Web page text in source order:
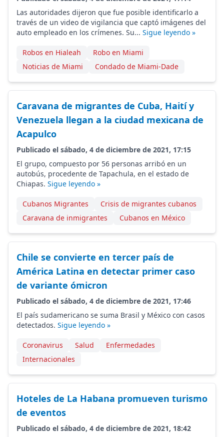
Las autoridades dijeron que fue posible identificarlo a
través de un video de vigilancia que captó imágenes del
auto empleado en los crímenes. Su... Sigue leyendo »
Robos en Hialeah
Robo en Miami
Noticias de Miami
Condado de Miami-Dade
Caravana de migrantes de Cuba, Haití y
Venezuela llegan a la ciudad mexicana de
Acapulco
Publicado el sábado, 4 de diciembre de 2021, 17:15
El grupo, compuesto por 56 personas arribó en un
autobús, procedente de Tapachula, en el estado de
Chiapas. Sigue leyendo »
Cubanos Migrantes
Crisis de migrantes cubanos
Caravana de inmigrantes
Cubanos en México
Chile se convierte en tercer país de
América Latina en detectar primer caso
de variante ómicron
Publicado el sábado, 4 de diciembre de 2021, 17:46
El país sudamericano se suma Brasil y México con casos
detectados. Sigue leyendo »
Coronavirus Salud
Enfermedades
Internacionales
Hoteles de La Habana promueven turismo
de eventos
Publicado el sábado, 4 de diciembre de 2021, 18:42